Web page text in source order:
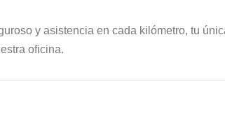
y asistencia en cada kilómetro, tu
oficina.